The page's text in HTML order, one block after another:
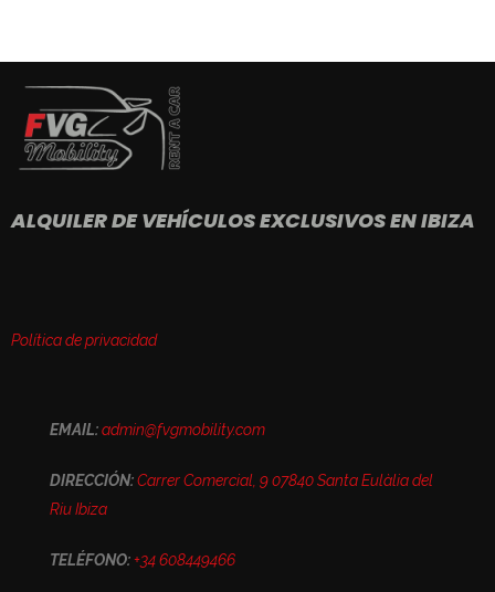
ALQUILER DE VEHÍCULOS EXCLUSIVOS EN IBIZA
Política de privacidad
EMAIL:admin@fvgmobility.com
DIRECCIÓN:Carrer Comercial, 9 07840 Santa Eulàlia del
Riu Ibiza
TELÉFONO:+34 608449466